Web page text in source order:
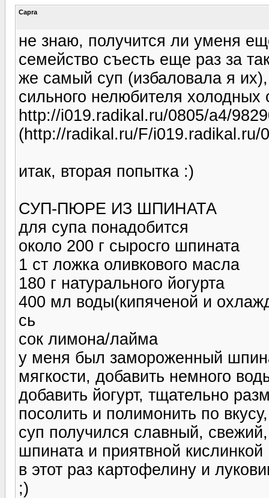
Capra
не знаю, получится ли уменя
семейство съесть еще раз за
же самый суп (избаловала я
сильного нелюбителя холодных
http://i019.radikal.ru/0805/a4/
(http://radikal.ru/F/i019.radikal.ru/
итак, вторая попытка :)
СУП-ПЮРЕ ИЗ ШПИНАТА
для супа понадобится
около 200 г сыросго шпината
1 ст ложка оливкового масла
180 г натурального йогурта
400 мл воды(кипяченой и
сь
сок лимона/лайма
у меня был замороженный
мягкости, добавить немного
добавить йогурт, тщательно
посолить и полимонить по
суп получился славный,
шпината и приятвной кислинкой
в этот раз картофелину и
;)